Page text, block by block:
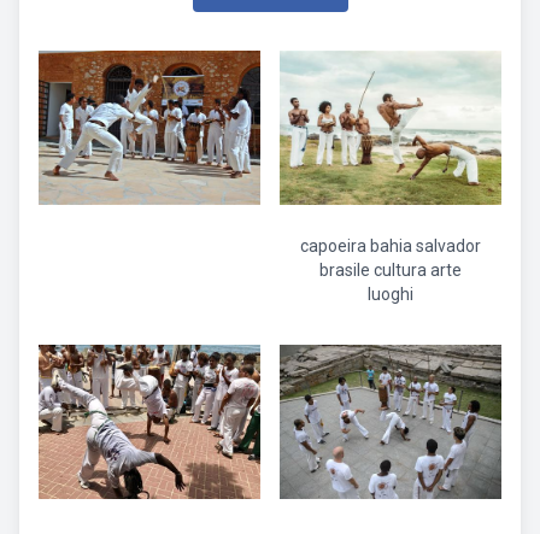
capoeira bahia salvador
brasile cultura arte
luoghi